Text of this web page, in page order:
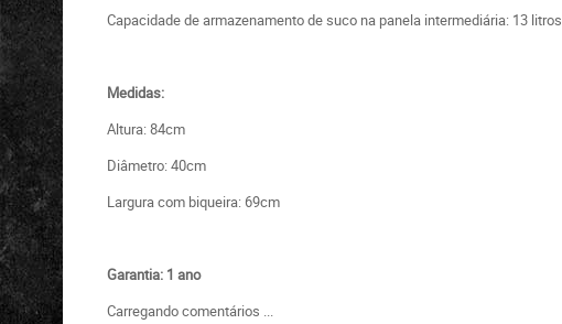
Capacidade de armazenamento de suco na panela intermediária: 13 litros
Medidas:
Altura: 84cm
Diâmetro: 40cm
Largura com biqueira: 69cm
Garantia: 1 ano
Carregando comentários ...